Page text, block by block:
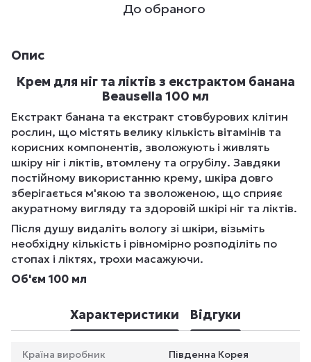
До обраного
Опис
Крем для ніг та ліктів з екстрактом банана
Beausella 100 мл
Екстракт банана та екстракт стовбурових клітин
рослин, що містять велику кількість вітамінів та
корисних компонентів, зволожують і живлять
шкіру ніг і ліктів, втомлену та огрубілу. Завдяки
постійному використанню крему, шкіра довго
зберігається м'якою та зволоженою, що сприяє
акуратному вигляду та здоровій шкірі ніг та ліктів.
Після душу видаліть вологу зі шкіри, візьміть
необхідну кількість і рівномірно розподіліть по
стопах і ліктях, трохи масажуючи.
Об'єм 100 мл
Характеристики Відгуки
Країна виробник Південна Корея